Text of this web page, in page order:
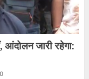
आंदोलन जारी रहेगा:
0